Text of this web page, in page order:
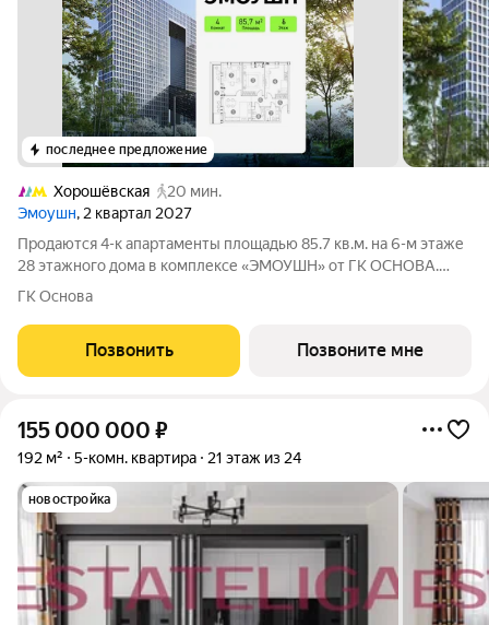
последнее предложение
Хорошёвская
20 мин.
Эмоушн, 2 квартал 2027
Продаются 4-к апартаменты площадью 85.7 кв.м. на 6-м этаже
28 этажного дома в комплексе «ЭМОУШН» от ГК ОСНОВА.
«ЭМОУШН» многофункциональный комплекс апартаментов
(СЗАО), новый выразительный акцент
ГК Основа
Позвонить Позвоните мне
155 000 000 ₽
192 м² 5-комн. квартира 21 этаж из 24
новостройка